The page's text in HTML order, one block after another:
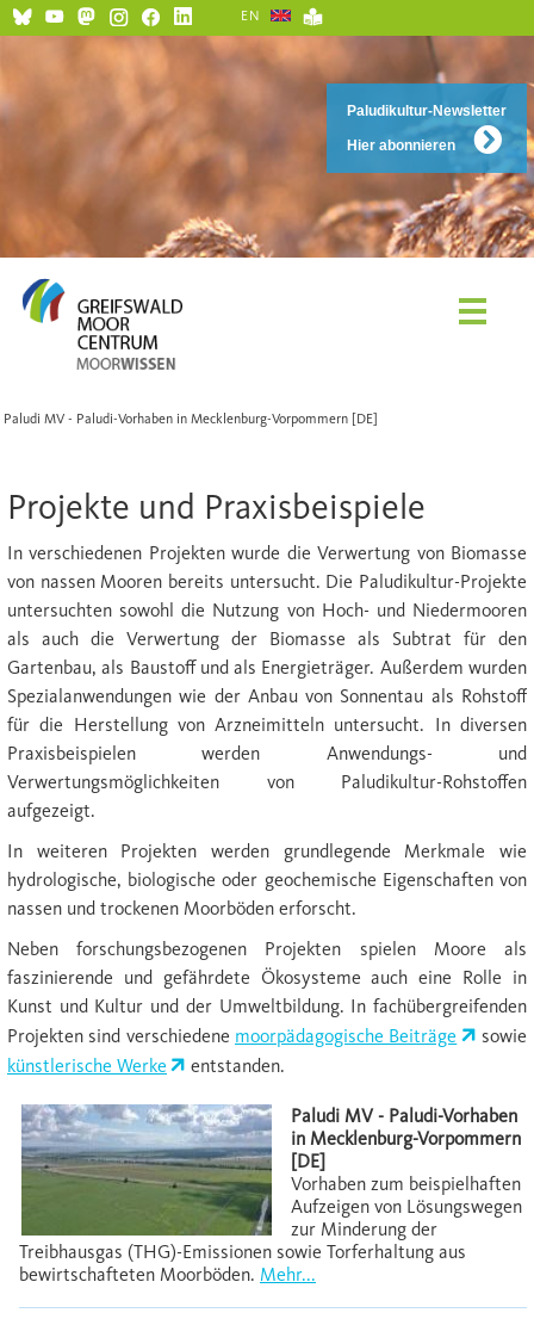
Paludikultur-Newsletter
Hier abonnieren
EN
Paludi MV - Paludi-Vorhaben in Mecklenburg-Vorpommern [DE]
Projekte und Praxisbeispiele
In verschiedenen Projekten wurde die Verwertung von Biomasse
von nassen Mooren bereits untersucht. Die Paludikultur-Projekte
untersuchten sowohl die Nutzung von Hoch- und Niedermooren
als auch die Verwertung der Biomasse als Subtrat für den
Gartenbau, als Baustoff und als Energieträger. Außerdem wurden
Spezialanwendungen wie der Anbau von Sonnentau als Rohstoff
für die Herstellung von Arzneimitteln untersucht. In diversen
Praxisbeispielen werden Anwendungs- und
Verwertungsmöglichkeiten von Paludikultur-Rohstoffen
aufgezeigt.
In weiteren Projekten werden grundlegende Merkmale wie
hydrologische, biologische oder geochemische Eigenschaften von
nassen und trockenen Moorböden erforscht.
Neben forschungsbezogenen Projekten spielen Moore als
faszinierende und gefährdete Ökosysteme auch eine Rolle in
Kunst und Kultur und der Umweltbildung. In fachübergreifenden
Projekten sind verschiedene moorpädagogische Beiträge
sowie
künstlerische Werke
entstanden.
Paludi MV - Paludi-Vorhaben
in Mecklenburg-Vorpommern
[DE]
Vorhaben zum beispielhaften
Aufzeigen von Lösungswegen
zur Minderung der
Treibhausgas (THG)-Emissionen sowie Torferhaltung aus
bewirtschafteten Moorböden. Mehr...